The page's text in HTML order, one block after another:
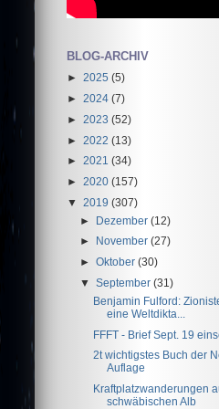
BLOG-ARCHIV
► 2025 (5)
► 2024 (7)
► 2023 (52)
► 2022 (13)
► 2021 (34)
► 2020 (157)
▼ 2019 (307)
► Dezember(12)
►
November(27)
►Oktober(30)
▼September(31)
Benjamin Fulford:
eine Weltdikta...
FFFT - Brief Sept. 19
2t wichtigstes Buch der
Auflage
Kraftplatzwanderungen
schwäbischen Alb